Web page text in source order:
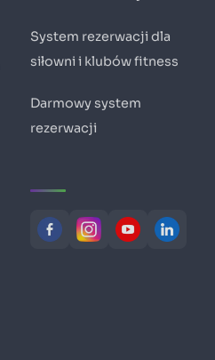
System rezerwacji dla
siłowni i klubów fitness
Darmowy system
rezerwacji